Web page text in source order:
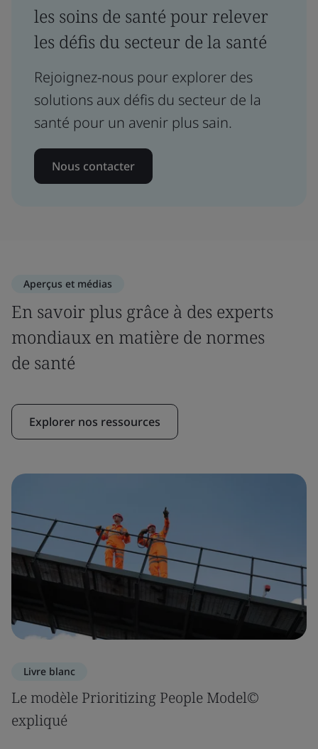
les soins de santé pour relever
les défis du secteur de la santé
Rejoignez-nous pour explorer des
solutions aux défis du secteur de la
santé pour un avenir plus sain.
Nous contacter
Aperçus et médias
En savoir plus grâce à des experts
mondiaux en matière de normes
de santé
Explorer nos ressources
Livre blanc
Le modèle Prioritizing People Model©
expliqué